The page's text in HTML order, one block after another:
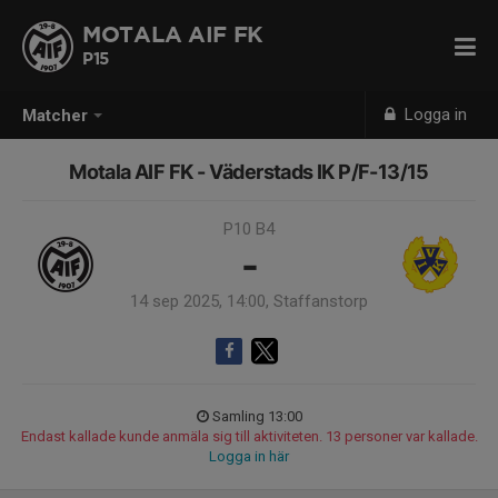
Matcher Logga in
MOTALA AIF FK
P15
Motala AIF FK - Väderstads IK P/F-13/15
P10 B4
-
14 sep 2025, 14:00, Staffanstorp
Samling 13:00
Endast kallade kunde anmäla sig till aktiviteten. 13 personer var kallade.
Logga in här